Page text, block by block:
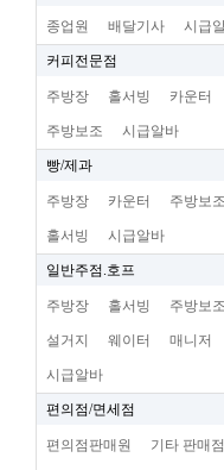
종업원 배달기사 시급
커피전문점
주방장 홀서빙 카운터
주방보조 시급알바
빵/제과
주방장 카운터 주방보조
홀서빙 시급알바
일반주점.호프
주방장 홀서빙 주방보조
설거지 웨이터 매니저
시급알바
편의점/면세점
편의점판매원 기타 판매